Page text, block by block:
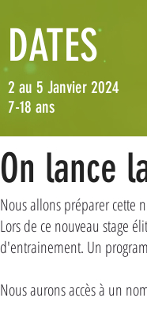
DATES
2 au 5 Janvier 2024
7-18 ans
On lance
Nous allons préparer cette
Lors de ce nouveau stage
d'entrainement. Un
Nous aurons accès à un